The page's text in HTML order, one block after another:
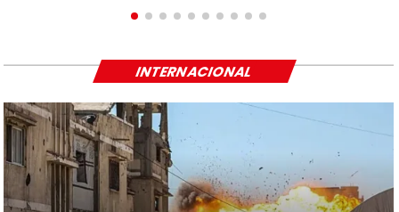
INTERNACIONAL